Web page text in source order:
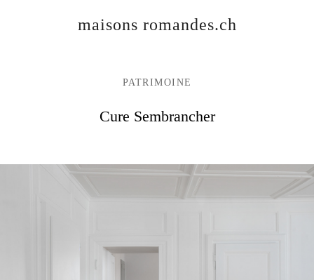
maisons romandes.ch
PATRIMOINE
Cure Sembrancher